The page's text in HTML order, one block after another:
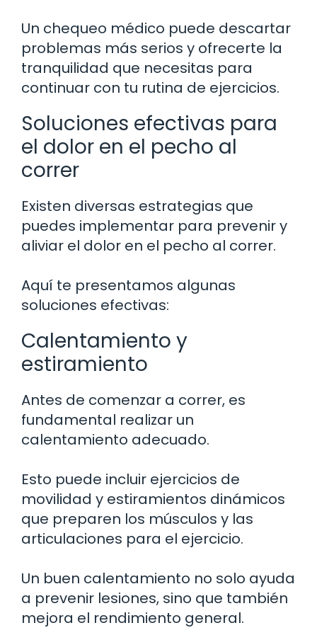
Un chequeo médico puede descartar
problemas más serios y ofrecerte la
tranquilidad que necesitas para
continuar con tu rutina de ejercicios.
Soluciones efectivas para
el dolor en el pecho al
correr
Existen diversas estrategias que
puedes implementar para prevenir y
aliviar el dolor en el pecho al correr.
Aquí te presentamos algunas
soluciones efectivas:
Calentamiento y
estiramiento
Antes de comenzar a correr, es
fundamental realizar un
calentamiento adecuado.
Esto puede incluir ejercicios de
movilidad y estiramientos dinámicos
que preparen los músculos y las
articulaciones para el ejercicio.
Un buen calentamiento no solo ayuda
a prevenir lesiones, sino que también
mejora el rendimiento general.